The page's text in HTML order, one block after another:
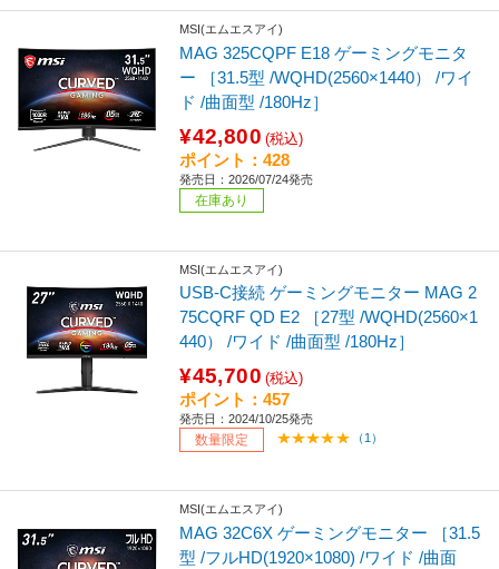
MSI(エムエスアイ)
MAG 325CQPF E18 ゲーミングモニタ
ー ［31.5型 /WQHD(2560×1440） /ワイ
ド /曲面型 /180Hz］
¥42,800 (税込)
ポイント：428
発売日：2026/07/24発売
在庫あり
MSI(エムエスアイ)
USB-C接続 ゲーミングモニター MAG 2
75CQRF QD E2 ［27型 /WQHD(2560×1
440） /ワイド /曲面型 /180Hz］
¥45,700 (税込)
ポイント：457
発売日：2024/10/25発売
数量限定 （1）
MSI(エムエスアイ)
MAG 32C6X ゲーミングモニター ［31.5
型 /フルHD(1920×1080) /ワイド /曲面